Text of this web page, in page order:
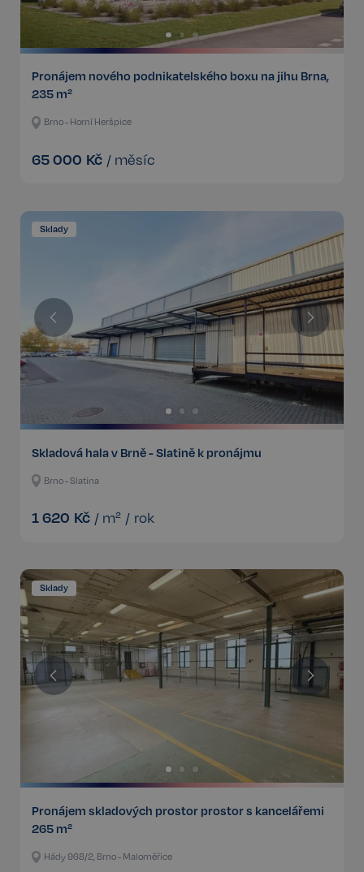
Pronájem nového podnikatelského boxu na jihu Brna,
235 m²
Brno - Horní Heršpice
65 000 Kč / měsíc
Sklady
Skladová hala v Brně - Slatině k pronájmu
Brno - Slatina
1 620 Kč / m² / rok
Sklady
Pronájem skladových prostor prostor s kancelářemi
265 m²
Hády 968/2, Brno - Maloměřice